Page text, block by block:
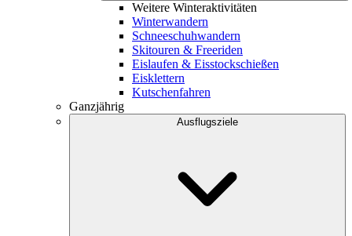
Weitere Winteraktivitäten
Winterwandern
Schneeschuhwandern
Skitouren & Freeriden
Eislaufen & Eisstockschießen
Eisklettern
Kutschenfahren
Ganzjährig
Ausflugsziele